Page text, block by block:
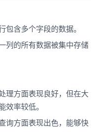
包含多个字段的数据。
列的所有数据被集中存储
理方面表现良好，但在大
效率较低。
询方面表现出色，能够快